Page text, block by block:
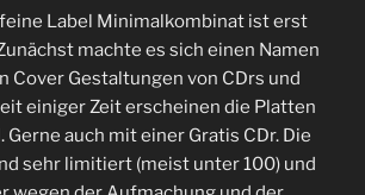
Label Minimalkombinat ist erst
machte es sich einen Namen
Cover Gestaltungen von CDrs und
einiger Zeit erscheinen die Platten
Gerne auch mit einer Gratis CDr. Die
sehr limitiert (meist unter 100) und